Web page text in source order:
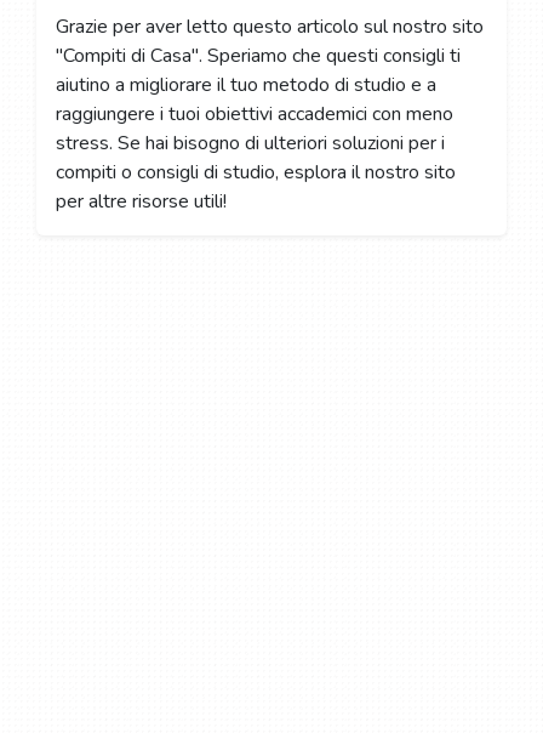
Grazie per aver letto questo articolo sul nostro sito
"Compiti di Casa". Speriamo che questi consigli ti
aiutino a migliorare il tuo metodo di studio e a
raggiungere i tuoi obiettivi accademici con meno
stress. Se hai bisogno di ulteriori soluzioni per i
compiti o consigli di studio, esplora il nostro sito
per altre risorse utili!